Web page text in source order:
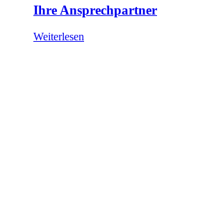
Ihre Ansprechpartner
Weiterlesen